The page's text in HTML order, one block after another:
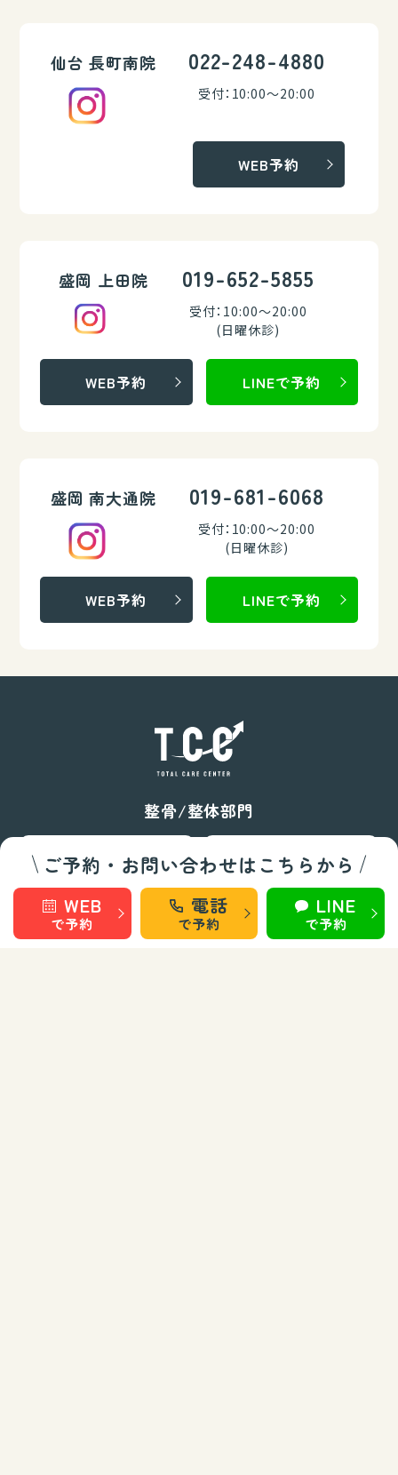
ご予約・お問い合わせはこちらから
WEB
で予約
電話
で予約
LINE
で予約
仙台 長町南院 022-248-4880
受付：10:00～20:00
WEB予約
盛岡 上田院 019-652-5855
受付：10:00～20:00
(日曜休診)
WEB予約 LINEで予約
盛岡 南大通院 019-681-6068
受付：10:00～20:00
(日曜休診)
WEB予約 LINEで予約
整骨/整体部門
秋田 旭南 秋田 桜
秋田 泉 秋田 城東